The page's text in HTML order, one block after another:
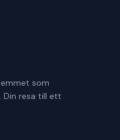
som
Din resa till ett